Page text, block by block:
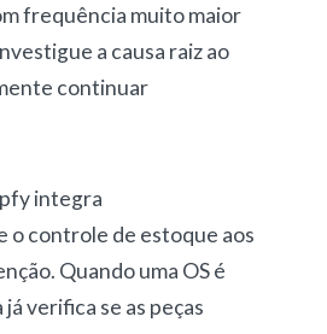
frequência muito maior
a causa raiz ao
continuar
integra
o controle de estoque aos
Quando uma OS é
já verifica se as peças